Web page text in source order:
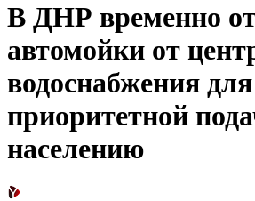
В ДНР временно
автомойки от
водоснабжения для
приоритетной
населению